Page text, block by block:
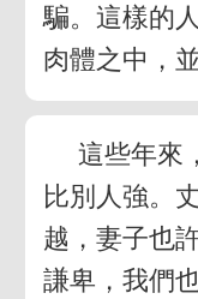
騙。這樣的
肉體之中，
這些年來
比別人強。
越，妻子也
謙卑，我們